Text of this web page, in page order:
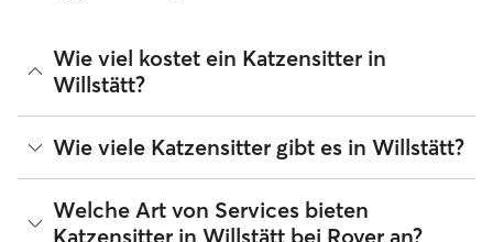
Wie viel kostet ein Katzensitter in
Willstätt?
Katzensitter können ihre Preise bei Rover frei festlegen. Die
durchschnittlichen Kosten für einen Rover-Katzensitter in
Willstätt betragen seit August 2026 etwa 13 pro Nacht,
einschließlich der Servicegebühren von Rover. Der Preis
eines Katzensitters kann sich auch ändern, wenn du deine
Wie viele Katzensitter gibt es in Willstätt?
Seit August 2026 gibt es 28 Katzensitter in Willstätt. Du
kannst deine Suchergebnisse filtern, sortieren, deinen
Welche Art von Services bieten
Katzensitter in Willstätt bei Rover an?